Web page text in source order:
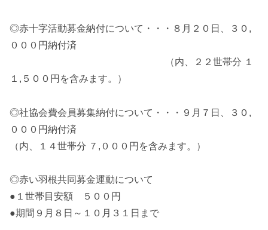
◎赤十字活動募金納付について・・・８月２０日、３０,
０００円納付済
（内、２２世帯分 １
１,５００円を含みます。）
◎社協会費会員募集納付について・・・９月７日、３０,
０００円納付済
（内、１４世帯分 ７,０００円を含みます。）
◎赤い羽根共同募金運動について
●１世帯目安額 ５００円
●期間９月８日～１０月３１日まで